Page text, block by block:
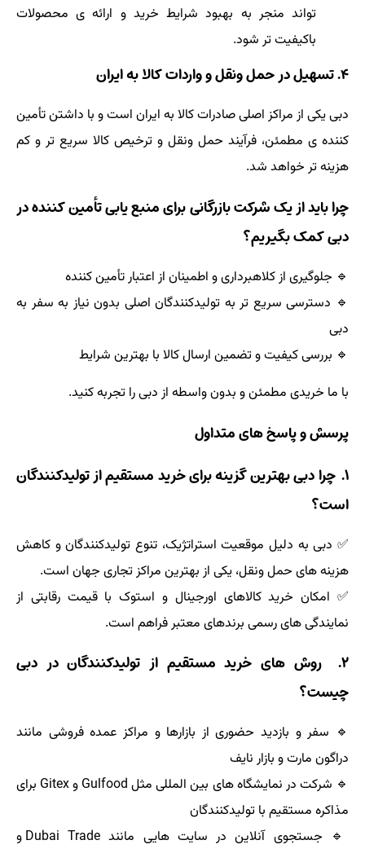
تواند منجر به بهبود شرایط خرید و ارائه ی محصولات
باکیفیت تر شود.
۴. تسهیل در حمل ونقل و واردات کالا به ایران
دبی یکی از مراکز اصلی صادرات کالا به ایران است و با داشتن تأمین
کننده ی مطمئن، فرآیند حمل ونقل و ترخیص کالا سریع تر و کم
هزینه تر خواهد شد.
چرا باید از یک شرکت بازرگانی برای منبع یابی تأمین کننده در
دبی کمک بگیریم؟
🔹 جلوگیری از کلاهبرداری و اطمینان از اعتبار تأمین کننده
🔹 دسترسی سریع تر به تولیدکنندگان اصلی بدون نیاز به سفر به
دبی
🔹 بررسی کیفیت و تضمین ارسال کالا با بهترین شرایط
با ما خریدی مطمئن و بدون واسطه از دبی را تجربه کنید.
پرسش و پاسخ های متداول
۱. چرا دبی بهترین گزینه برای خرید مستقیم از تولیدکنندگان
است؟
✅ دبی به دلیل موقعیت استراتژیک، تنوع تولیدکنندگان و کاهش
هزینه های حمل ونقل، یکی از بهترین مراکز تجاری جهان است.
✅ امکان خرید کالاهای اورجینال و استوک با قیمت رقابتی از
نمایندگی های رسمی برندهای معتبر فراهم است.
۲. روش های خرید مستقیم از تولیدکنندگان در دبی
چیست؟
🔹 سفر و بازدید حضوری از بازارها و مراکز عمده فروشی مانند
دراگون مارت و بازار نایف
🔹 شرکت در نمایشگاه های بین المللی مثل Gulfood و Gitex برای
مذاکره مستقیم با تولیدکنندگان
🔹 جستجوی آنلاین در سایت هایی مانند Dubai Trade و